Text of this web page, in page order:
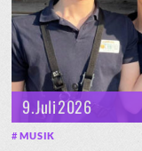
9. Juli 2026
MUSIK